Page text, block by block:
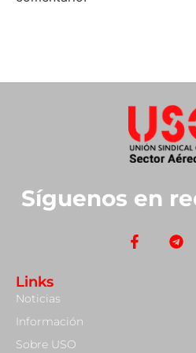
Síguenos en
Links
Noticias
Información
Sobre USO